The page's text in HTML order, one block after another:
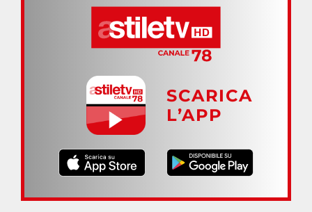
SCARICA
L’APP